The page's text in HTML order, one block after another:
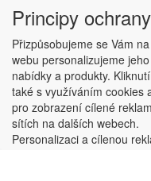
Copyright ©
Principy
Přizpůsobujeme se Vám
webu personalizujeme
nabídky a produkty.
také s využíváním cookies
pro zobrazení cílené
sítích na dalších webech.
Personalizaci a cílenou